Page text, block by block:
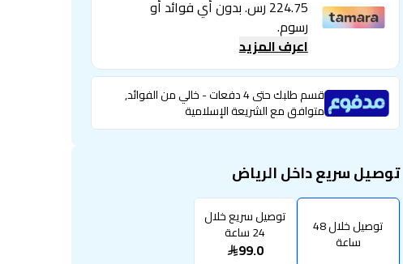
224.75 رس. بدون أي فوائد أو
رسوم.
اعرف المزيد
قسم طلبك حتى 4 دفعات - خالي من الفوائد,
متوافق مع الشريعة الإسلامية
توصيل سريع داخل الرياض
توصيل خلال 48
ساعة
توصيل سريع خلال
24 ساعة
99.0